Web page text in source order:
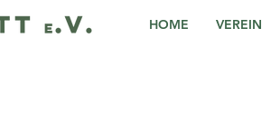
HOME VEREIN